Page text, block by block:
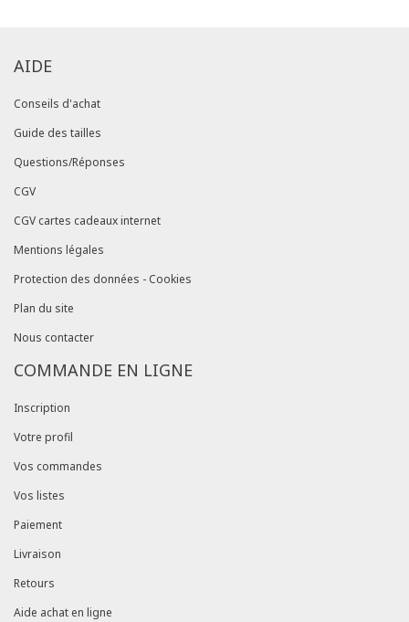
AIDE
Conseils d'achat
Guide des tailles
Questions/Réponses
CGV
CGV cartes cadeaux internet
Mentions légales
Protection des données - Cookies
Plan du site
Nous contacter
COMMANDE EN LIGNE
Inscription
Votre profil
Vos commandes
Vos listes
Paiement
Livraison
Retours
Aide achat en ligne